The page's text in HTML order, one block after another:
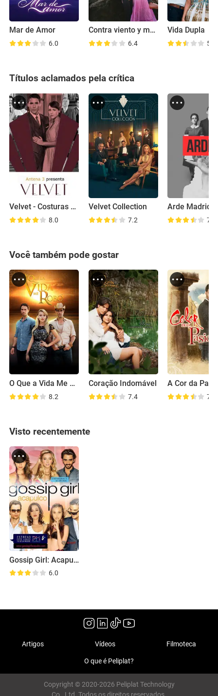
Mar de Amor
6.0
Contra viento y marea
6.4
Vida Dupla
5.8
Títulos aclamados pela crítica
Velvet - Costuras do Amor
8.0
Velvet Collection
7.2
Arde Madrid
7.5
Você também pode gostar
O Que a Vida Me Roubou
8.2
Coração Indomável
7.4
A Cor da
7.8
Visto recentemente
Gossip Girl: Acapulco
6.0
Artigos Vídeos Filmoteca
O que é Peliplat?
Copyright © 2020-2026 Peliplat Technology
Co., Ltd. Todos os direitos reservados.